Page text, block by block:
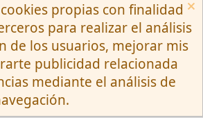
Tu
Términos y reglas
Ayuda
R
S
S
by XenForo ® © 2010-
propias con finalidad
para realizar el análisis
de los usuarios, mejorar mis
publicidad relacionada
mediante el análisis de